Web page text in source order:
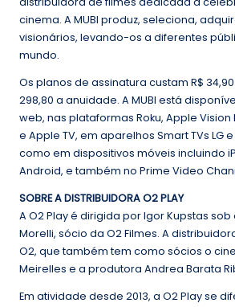
cinema. A MUBI produz, seleciona,
visionários, levando-os a diferentes
mundo.
Os planos de assinatura custam R$
298,80 a anuidade. A MUBI está
web, nas plataformas Roku, Apple Vision
e Apple TV, em aparelhos Smart TVs LG
como em dispositivos móveis incluindo
Android, e também no Prime Video
SOBRE A DISTRIBUIDORA O2 PLAY
A O2 Play é dirigida por Igor Kupstas
Morelli, sócio da O2 Filmes. A
O2, que também tem como sócios o
Meirelles e a produtora Andrea Barata
Em atividade desde 2013, a O2 Play se